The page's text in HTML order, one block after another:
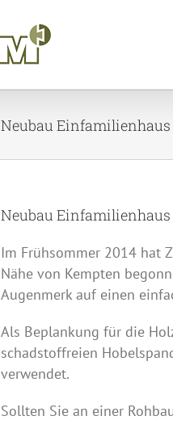
Neubau
Neubau
Im Frühsommer 2014 hat
Nähe von Kempten
Augenmerk auf einen
Als Beplankung für die
schadstoffreien
verwendet.
Sollten Sie an einer